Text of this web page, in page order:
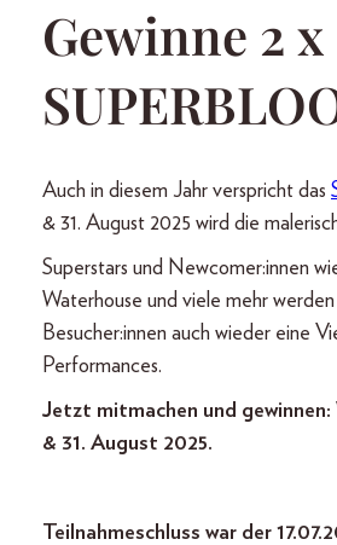
Gewinne 2
Auch in diesem Jahr verspricht das
& 31. August 2025 wird die
Superstars und Newcomer:innen
Waterhouse und viele mehr
Besucher:innen auch wieder eine
Performances.
Jetzt mitmachen und
& 31. August 2025.
Teilnahmeschluss war der